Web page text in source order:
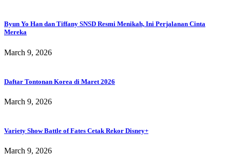
Byun Yo Han dan Tiffany SNSD Resmi Menikah, Ini Perjalanan Cinta
Mereka
March 9, 2026
Daftar Tontonan Korea di Maret 2026
March 9, 2026
Variety Show Battle of Fates Cetak Rekor Disney+
March 9, 2026